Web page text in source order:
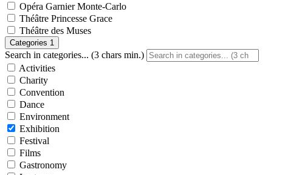
Opéra Garnier Monte-Carlo
Théâtre Princesse Grace
Théâtre des Muses
Categories 1
Search in categories... (3 chars min.)
Activities
Charity
Convention
Dance
Environment
Exhibition
Festival
Films
Gastronomy